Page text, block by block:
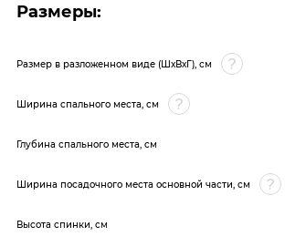
Размеры:
Размер в разложенном виде (ШхВхГ), см
Ширина спального места, см
Глубина спального места, см
Ширина посадочного места основной части, см
Высота спинки, см